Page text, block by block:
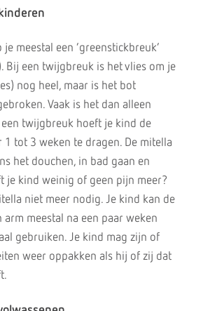
meestal een ‘greenstickbreuk’
Bij een twijgbreuk is het vlies om je
nog heel, maar is het bot
Vaak is het dan alleen
twijgbreuk hoeft je kind de
1 tot 3 weken te dragen. De mitella
het douchen, in bad gaan en
je kind weinig of geen pijn meer?
niet meer nodig. Je kind kan de
arm meestal na een paar weken
gebruiken. Je kind mag zijn of
weer oppakken als hij of zij dat